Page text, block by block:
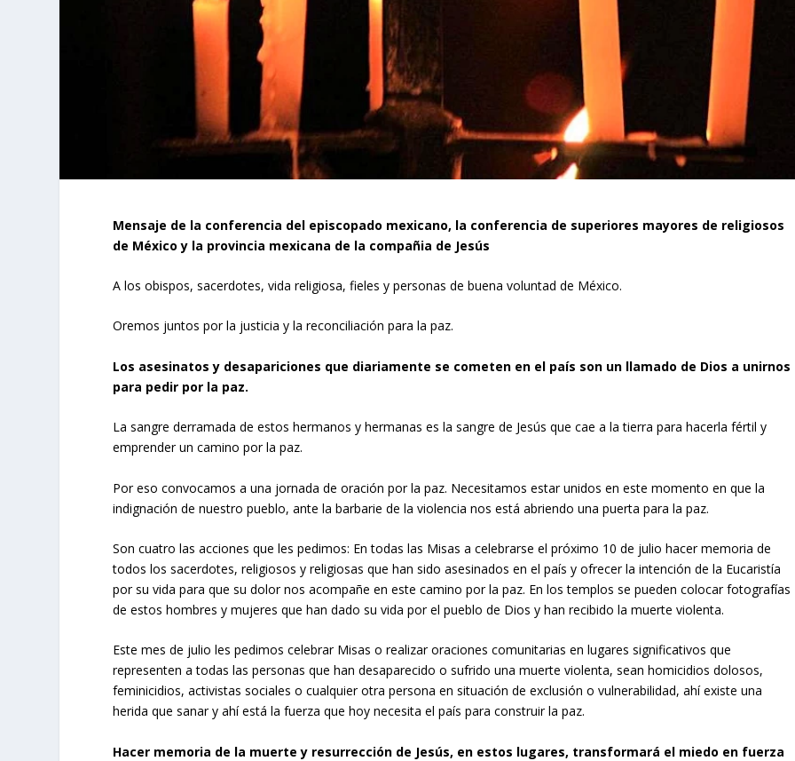
Mensaje de la conferencia del episcopado mexicano, la conferencia de superiores mayores de religiosos
de México y la provincia mexicana de la compañia de Jesús
A los obispos, sacerdotes, vida religiosa, fieles y personas de buena voluntad de México.
Oremos juntos por la justicia y la reconciliación para la paz.
Los asesinatos y desapariciones que diariamente se cometen en el país son un llamado de Dios a unirnos
para pedir por la paz.
La sangre derramada de estos hermanos y hermanas es la sangre de Jesús que cae a la tierra para hacerla fértil y
emprender un camino por la paz.
Por eso convocamos a una jornada de oración por la paz. Necesitamos estar unidos en este momento en que la
indignación de nuestro pueblo, ante la barbarie de la violencia nos está abriendo una puerta para la paz.
Son cuatro las acciones que les pedimos: En todas las Misas a celebrarse el próximo 10 de julio hacer memoria de
todos los sacerdotes, religiosos y religiosas que han sido asesinados en el país y ofrecer la intención de la Eucaristía
por su vida para que su dolor nos acompañe en este camino por la paz. En los templos se pueden colocar fotografías
de estos hombres y mujeres que han dado su vida por el pueblo de Dios y han recibido la muerte violenta.
Este mes de julio les pedimos celebrar Misas o realizar oraciones comunitarias en lugares significativos que
representen a todas las personas que han desaparecido o sufrido una muerte violenta, sean homicidios dolosos,
feminicidios, activistas sociales o cualquier otra persona en situación de exclusión o vulnerabilidad, ahí existe una
herida que sanar y ahí está la fuerza que hoy necesita el país para construir la paz.
Hacer memoria de la muerte y resurrección de Jesús, en estos lugares, transformará el miedo en fuerza